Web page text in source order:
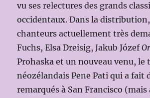
vu ses relectures des grands
occidentaux. Dans la
chanteurs actuellement très
Fuchs, Elsa Dreisig, Jakub Józef
Prohaska et un nouveau venu, le
néozélandais Pene Pati qui a fait
remarqués à San Francisco (mais